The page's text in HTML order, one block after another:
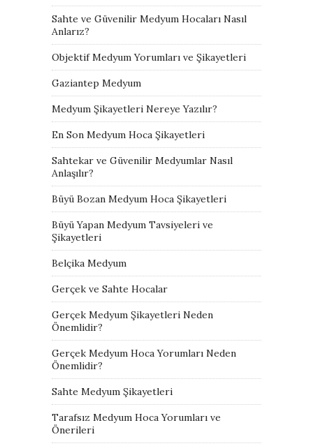
Sahte ve Güvenilir Medyum Hocaları Nasıl
Anlarız?
Objektif Medyum Yorumları ve Şikayetleri
Gaziantep Medyum
Medyum Şikayetleri Nereye Yazılır?
En Son Medyum Hoca Şikayetleri
Sahtekar ve Güvenilir Medyumlar Nasıl
Anlaşılır?
Büyü Bozan Medyum Hoca Şikayetleri
Büyü Yapan Medyum Tavsiyeleri ve
Şikayetleri
Belçika Medyum
Gerçek ve Sahte Hocalar
Gerçek Medyum Şikayetleri Neden
Önemlidir?
Gerçek Medyum Hoca Yorumları Neden
Önemlidir?
Sahte Medyum Şikayetleri
Tarafsız Medyum Hoca Yorumları ve
Önerileri